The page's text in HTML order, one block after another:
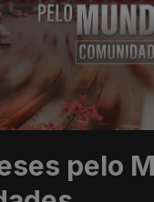
pelo